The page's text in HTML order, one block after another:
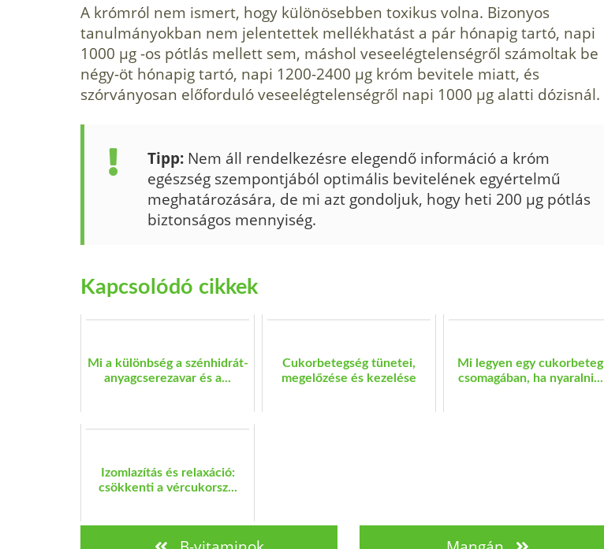
A krómról nem ismert, hogy különösebben toxikus volna. Bizonyos
tanulmányokban nem jelentettek mellékhatást a pár hónapig tartó, napi
1000 µg -os pótlás mellett sem, máshol veseelégtelenségről számoltak be
négy-öt hónapig tartó, napi 1200-2400 µg króm bevitele miatt, és
szórványosan előforduló veseelégtelenségről napi 1000 µg alatti dózisnál.
Tipp: Nem áll rendelkezésre elegendő információ a króm
egészség szempontjából optimális bevitelének egyértelmű
meghatározására, de mi azt gondoljuk, hogy heti 200 µg pótlás
biztonságos mennyiség.
Kapcsolódó cikkek
Mi a különbség a szénhidrát-
anyagcserezavar és a...
Cukorbetegség tünetei,
megelőzése és kezelése
Mi legyen egy cukorbeteg
csomagában, ha nyaralni...
Izomlazítás és relaxáció:
csökkenti a vércukorsz...